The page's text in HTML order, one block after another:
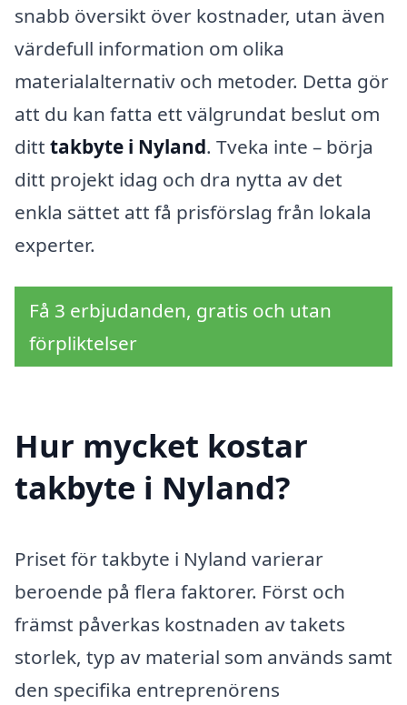
snabb översikt över kostnader, utan även
värdefull information om olika
materialalternativ och metoder. Detta gör
att du kan fatta ett välgrundat beslut om
ditt takbyte i Nyland. Tveka inte – börja
ditt projekt idag och dra nytta av det
enkla sättet att få prisförslag från lokala
experter.
Få 3 erbjudanden, gratis och utan
förpliktelser
Hur mycket kostar
takbyte i Nyland?
Priset för takbyte i Nyland varierar
beroende på flera faktorer. Först och
främst påverkas kostnaden av takets
storlek, typ av material som används samt
den specifika entreprenörens